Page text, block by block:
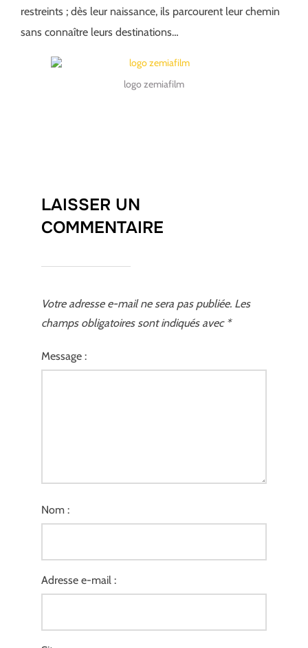
restreints ; dès leur naissance, ils parcourent leur chemin
sans connaître leurs destinations…
logo zemiafilm
LAISSER UN
COMMENTAIRE
Votre adresse e-mail ne sera pas publiée. Les
champs obligatoires sont indiqués avec *
Message :
Nom :
Adresse e-mail :